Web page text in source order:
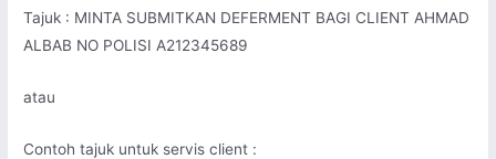
Tajuk : MINTA SUBMITKAN DEFERMENT BAGI CLIENT AHMAD
ALBAB NO POLISI A212345689
atau
Contoh tajuk untuk servis client :